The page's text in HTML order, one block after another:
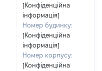
[Конфіденційна
інформація]
Номер будинку:
[Конфіденційна
інформація]
Номер корпусу:
[Конфіденційна